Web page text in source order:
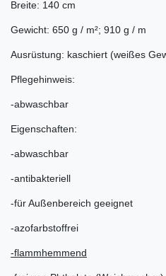
Breite: 140 cm
Gewicht: 650 g / m²; 910 g / m
Ausrüstung: kaschiert (weißes
Pflegehinweis:
-abwaschbar
Eigenschaften:
-abwaschbar
-antibakteriell
-für Außenbereich geeignet
-azofarbstoffrei
-flammhemmend